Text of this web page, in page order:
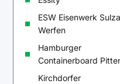
ESW Eisenwerk
Werfen
Hamburger
Containerboard
Kirchdorfer